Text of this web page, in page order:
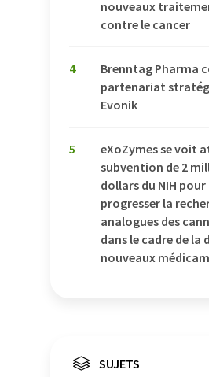
nouveaux
contre le cancer
4
Brenntag Pharma
partenariat
Evonik
5
eXoZymes se voit
subvention de 2
dollars du NIH
progresser la
analogues des
dans le cadre de la
nouveaux
SUJETS